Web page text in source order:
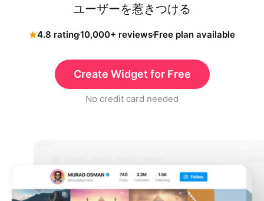
ユーザーを惹きつける
4.8 rating10,000+ reviewsFree plan available
Create Widget for Free
No credit card needed